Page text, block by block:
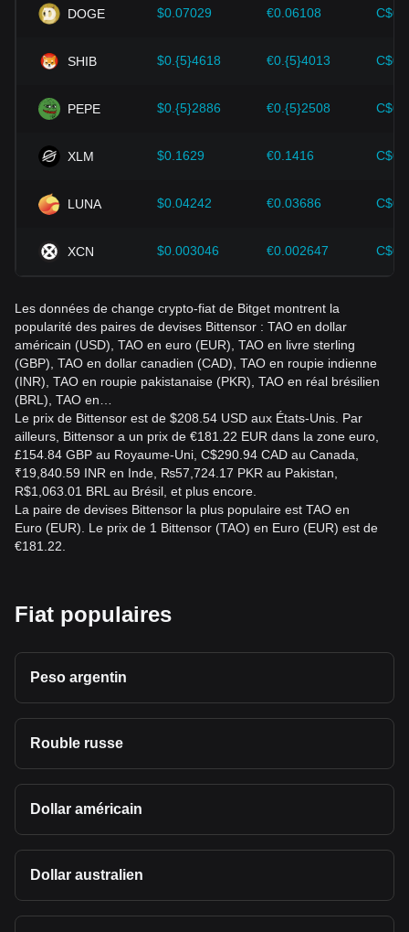
améliorations apportées à l'écosystème des
croissance de la valeur des cryptomonnaies telles que le
Les investisseurs doivent comprendre cette dynamique pour
en compte ces facteurs, les investisseurs devraient
Bittensor et adapter leurs stratégies d'investissement en
fonction de l'évolution du marché.
DOGE $0.07029 €0.06108
SHIB $0.{5}4618 €0.{5}4013
PEPE $0.{5}2886 €0.{5}2508
XLM $0.1629 €0.1416
LUNA $0.04242 €0.03686
XCN $0.003046 €0.002647
Les données de change crypto-fiat de Bitget montrent la
popularité des paires de devises Bittensor : TAO en dollar
américain (USD), TAO en euro (EUR), TAO en livre sterling
(GBP), TAO en dollar canadien (CAD), TAO en roupie indienne
(INR), TAO en roupie pakistanaise (PKR), TAO en réal brésilien
(BRL), TAO en…
Le prix de Bittensor est de $208.54 USD aux États-Unis. Par
ailleurs, Bittensor a un prix de €181.22 EUR dans la zone euro,
£154.84 GBP au Royaume-Uni, C$290.94 CAD au Canada,
₹19,840.59 INR en Inde, ₨57,724.17 PKR au Pakistan,
R$1,063.01 BRL au Brésil, et plus encore.
La paire de devises Bittensor la plus populaire est TAO en
Euro (EUR). Le prix de 1 Bittensor (TAO) en Euro (EUR) est de
€181.22.
Fiat populaires
Peso argentin
Rouble russe
Dollar américain
Dollar australien